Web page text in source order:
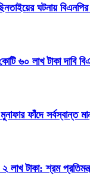
ছিনতাইয়ের ঘটনায়
৬০ লাখ টাকা দাবি
ফাঁদে সর্বস্বান্ত
লাখ টাকা: শ্রম